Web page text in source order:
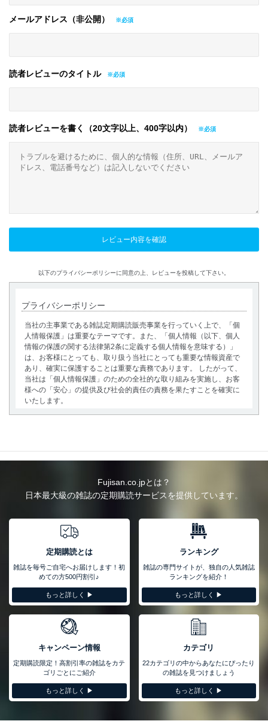
メールアドレス（非公開）
読者レビューのタイトル
読者レビューを書く（20文字以上、400字以内）
以下のプライバシーポリシーに同意の上、レビューを投稿して下さい。
プライバシーポリシー
当社の主事業である雑誌定期購読販売事業を行っていく上で、「個
人情報保護」は重要なテーマです。また、「個人情報（以下、個人
情報の保護の関する法律第2条に定義する個人情報を意味する）」
は、お客様にとっても、取り扱う当社にとっても重要な情報資産で
あり、確実に保護することは重要な責務であります。 したがって、
当社は「個人情報保護」のための全社的な取り組みを実施し、お客
様への「安心」の提供及び社会的責任の責務を果たすことを確実に
いたします。
確にし、本人の同意を得たうえで利用目的の達成に必要な範囲内で
適法かつ公正な手段によって取得・利用・提供を行います。また、
への提供・開示は行いません。当社においてはこれらの取り組みを
確実にするため、従業者等の教育を徹底してまいります。また、目
当社は、個人情報に関連する法令、国が定める指針及びその他の規
範を遵守します。また、当社の管理の仕組みに、これらの法令及び
その他の規範を常に適合させます。
個人情報の安全管理措置
ュリティ対策をはじめとする安全対策を実施し、個人情報の漏え
い、滅失またはき損の防止及び是正に努めます。
アクセス制御
個人データを取り扱うことのできる機器及び当該機器を取り扱
う従業者を明確化し、 個人データへの不要なアクセスを防止
アクセス者の識別と認証
ント制御）により、個人情報データベース等を取り扱う情報シ
Fujisan.co.jpとは？
日本最大級の雑誌の定期購読サービスを提供しています。
定期購読とは
雑誌を毎号ご自宅へお届けします！初
めての方500円割引♪
もっと詳しく ▶︎
ランキング
雑誌の専門サイトが、独自の人気雑誌
ランキングを紹介！
もっと詳しく ▶︎
キャンペーン情報
定期購読限定！高割引率の雑誌をカテ
ゴリごとにご紹介
もっと詳しく ▶︎
カテゴリ
22カテゴリの中からあなたにぴったり
の雑誌を見つけましょう
もっと詳しく ▶︎